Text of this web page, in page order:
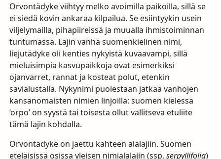
Orvontädyke viihtyy melko avoimilla paikoilla, sillä se
ei siedä kovin ankaraa kilpailua. Se esiintyykin usein
viljelymailla, pihapiireissä ja muualla ihmistoiminnan
tuntumassa. Lajin vanha suomenkielinen nimi,
liejutädyke oli kenties nykyistä kuvaavampi, sillä
mieluisimpia kasvupaikkoja ovat esimerkiksi
ojanvarret, rannat ja kosteat polut, etenkin
savialustalla. Nykynimi puolestaan jatkaa vanhojen
kansanomaisten nimien linjoilla: suomen kielessä
‘orpo’ on syystä tai toisesta ollut vallitseva etuliite
tämä lajin kohdalla.
Orvontädyke on jaettu kahteen alalajiin. Suomen
eteläisissä osissa yleisen nimialalajin (ssp. serpyllifolia)